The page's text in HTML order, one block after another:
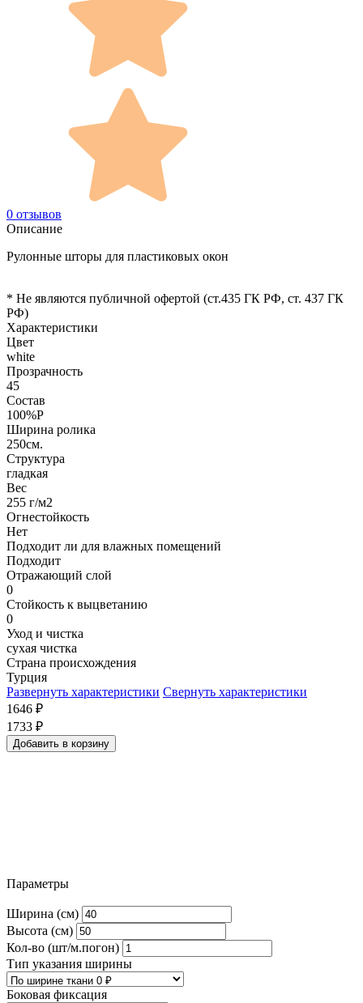
0 отзывов
Описание
Рулонные шторы для пластиковых окон
* Не являются публичной офертой (ст.435 ГК РФ, cт. 437 ГК
РФ)
Характеристики
Цвет
white
Прозрачность
45
Состав
100%P
Ширина ролика
250см.
Структура
гладкая
Вес
255 г/м2
Огнестойкость
Нет
Подходит ли для влажных помещений
Подходит
Отражающий слой
0
Стойкость к выцветанию
0
Уход и чистка
сухая чистка
Страна происхождения
Турция
Развернуть характеристики Свернуть характеристики
1646 ₽
1733 ₽
Добавить в корзину
Параметры
Ширина (см)
Высота (см)
Кол-во (шт/м.погон)
Тип указания ширины
Боковая фиксация